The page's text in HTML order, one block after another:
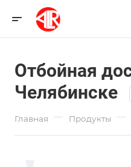
Отбойная
Челябинске
Главная — Продукты —